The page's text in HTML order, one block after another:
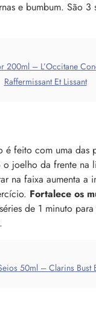
e bumbum. São 3
200ml – L’Occitane
Raffermissant Et Lissant
é feito com uma das
o joelho da frente na
na faixa aumenta a
Fortalece os
de 1 minuto
50ml – Clarins Bust